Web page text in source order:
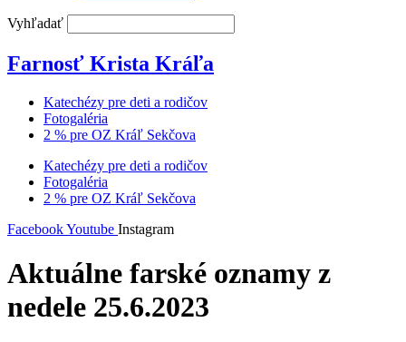
Vyhľadať
Farnosť Krista Kráľa
Katechézy pre deti a rodičov
Fotogaléria
2 % pre OZ Kráľ Sekčova
Katechézy pre deti a rodičov
Fotogaléria
2 % pre OZ Kráľ Sekčova
FacebookYoutube Instagram
Aktuálne farské oznamy z
nedele 25.6.2023